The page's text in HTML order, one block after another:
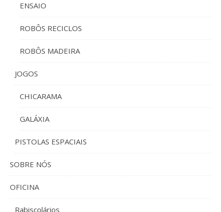
ENSAIO
ROBÔS RECICLOS
ROBÔS MADEIRA
JOGOS
CHICARAMA
GALÁXIA
PISTOLAS ESPACIAIS
SOBRE NÓS
OFICINA
Rabiscolários